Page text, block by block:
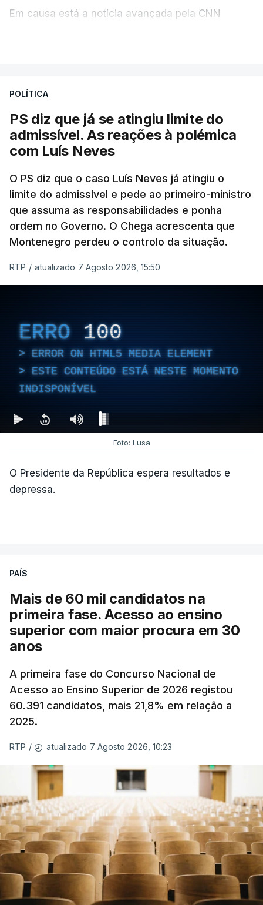
Em causa está a notícia avançada pela CNN
abertura de qualquer processo disciplinar, por não
ter qualquer elemento que indicie a realização
dessas obras.
Empreiteiro da
Construbarcelos também
fez obras na casa do diretor
financeiro da PJ
atualizado 7 Agosto 2026, 14:25
também trabalhou para o
diretor financeiro da PJ
atualizado 7 Agosto 2026, 14:26
POLÍTICA
PS diz que já se atingiu limite do
admissível. As reações à polémica
com Luís Neves
O PS diz que o caso Luís Neves já atingiu o
limite do admissível e pede ao primeiro-ministro
que assuma as responsabilidades e ponha
ordem no Governo. O Chega acrescenta que
Montenegro perdeu o controlo da situação.
RTP / atualizado 7 Agosto 2026, 15:50
ERRO 100
ERROR ON HTML5 MEDIA ELEMENT
ESTE CONTEÚDO ESTÁ NESTE MOMENTO
INDISPONÍVEL
Foto: Lusa
O Presidente da República espera resultados e
depressa.
PAÍS
Mais de 60 mil candidatos na
primeira fase. Acesso ao ensino
superior com maior procura em 30
anos
A primeira fase do Concurso Nacional de
Acesso ao Ensino Superior de 2026 registou
60.391 candidatos, mais 21,8% em relação a
2025.
RTP / atualizado 7 Agosto 2026, 10:23